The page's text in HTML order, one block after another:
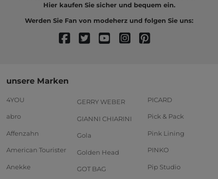
Hier kaufen Sie sicher und bequem ein.
Werden Sie Fan von modeherz und folgen Sie uns:
unsere Marken
4YOU
abro
Affenzahn
American Tourister
Anekke
GERRY WEBER
GIANNI CHIARINI
Gola
Golden Head
GOT BAG
PICARD
Pick & Pack
Pink Lining
PINKO
Pip Studio